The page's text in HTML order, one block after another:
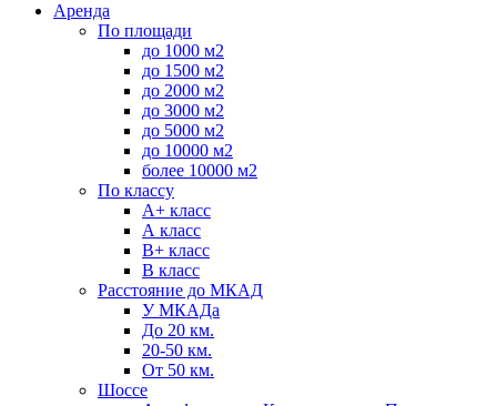
Аренда
По площади
до 1000 м2
до 1500 м2
до 2000 м2
до 3000 м2
до 5000 м2
до 10000 м2
более 10000 м2
По классу
А+ класс
А класс
B+ класс
В класс
Расстояние до МКАД
У МКАДа
До 20 км.
20-50 км.
От 50 км.
Шоссе